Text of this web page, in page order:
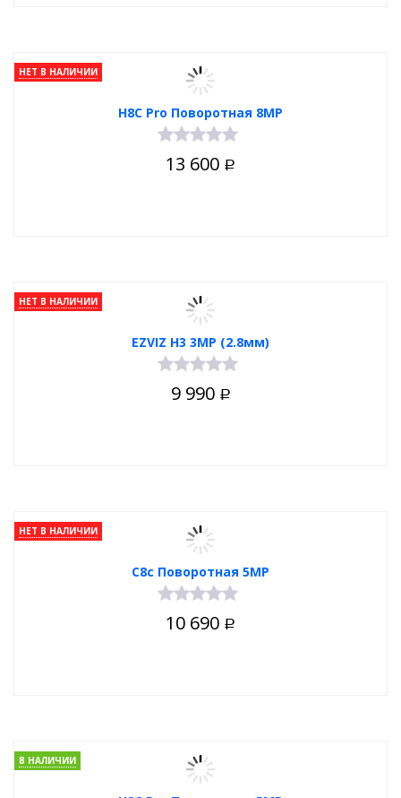
H8C Pro Поворотная 8MP
НЕТ В НАЛИЧИИ
13 600 Р
EZVIZ H3 3MP (2.8мм)
НЕТ В НАЛИЧИИ
9 990 Р
C8c Поворотная 5MP
НЕТ В НАЛИЧИИ
10 690 Р
В НАЛИЧИИ